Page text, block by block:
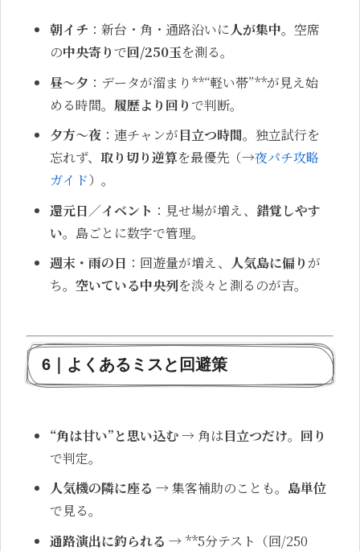
朝イチ ：新台・角・通路沿いに人が集中。空席
の中央寄りで回/250玉を測る。
昼〜夕 ：データが溜まり**“軽い帯”**が見え始
める時間。 履歴より回りで判断。
夕方〜夜 ：連チャンが目立つ時間。独立試行を
忘れず、取り切り逆算を最優先（→夜パチ攻略
ガイド）。
還元日／イベント ：見せ場が増え、錯覚しやす
い。島ごとに数字で管理。
週末・雨の日 ：回遊量が増え、 人気島に偏り が
ち。空いている中央列を淡々と測るのが吉。
6｜よくあるミスと回避策
“角は甘い”と思い込む→ 角は目立つだけ。 回り
で判定。
人気機の隣に座る → 集客補助のことも。 島単位
で見る。
通路演出に釣られる → **5分テスト（回/250